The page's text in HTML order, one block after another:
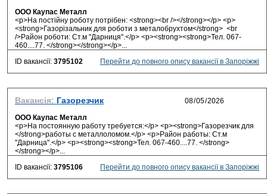
ООО Каупас Металл
<p>На постійну роботу потрібен: <strong><br /></strong></p> <p>
<strong>Газорізальник для роботи з металобрухтом</strong> <br
/>Район роботи: Ст.м "Дарниця".</p> <p><strong><strong>Тел. 067-
460....77. </strong></strong></p>...
ID вакансії: 3795102 Перейти до повного опису вакансії в Запоріжжі
Вакансія: Газорезчик
ООО Каупас Металл
<p>На постоянную работу требуется:</p> <p><strong>Газорезчик для
</strong>работы с металлоломом.</p> <p>Район работы: Ст.м
"Дарница".</p> <p><strong><strong>Тел. 067-460....77. </strong>
</strong></p>...
ID вакансії: 3795106 Перейти до повного опису вакансії в Запоріжжі